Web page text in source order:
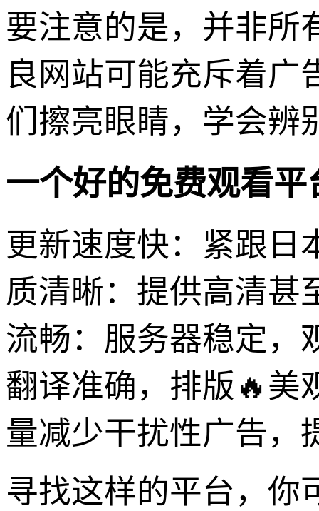
要注意的是，并非所
良网站可能充斥着广
们擦亮眼睛，学会辨
一个好的免费观看
更新速度快：紧跟日
质清晰：提供高清甚
流畅：服务器稳定，
翻译准确，排版🔥美
量减少干扰性广告，
寻找这样的平台，你